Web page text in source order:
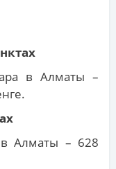
в Алматы –
Алматы – 628